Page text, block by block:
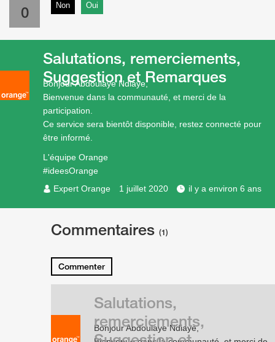
0 Non Oui
Bonjour Abdoulaye Ndiaye,
Bienvenue dans la communauté, et merci de la
participation.
Ce service sera bientôt disponible, restez connecté pour
être informé.
L'équipe Orange
#ideesOrange
Expert Orange
1 juillet 2020 il y a environ 6 ans
Salutations, remerciements,
Suggestion et Remarques
Commentaires (1)
Commenter
Bonjour Abdoulaye Ndiaye,
Salutations,
remerciements,